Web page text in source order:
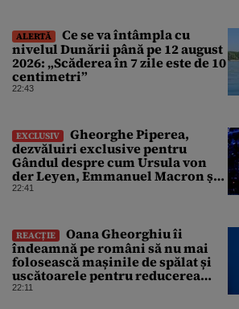
ALERTĂ
Ce se va întâmpla cu
nivelul Dunării până pe 12 august
2026: „Scăderea în 7 zile este de 10
centimetri”
22:43
EXCLUSIV
Gheorghe Piperea,
dezvăluiri exclusive pentru
Gândul despre cum Ursula von
der Leyen, Emmanuel Macron și
Zelenski plănuiesc pe Signal să îl
22:41
REACȚIE
Oana Gheorghiu îi
îndeamnă pe români să nu mai
folosească mașinile de spălat și
uscătoarele pentru reducerea
consumului de energie
22:11